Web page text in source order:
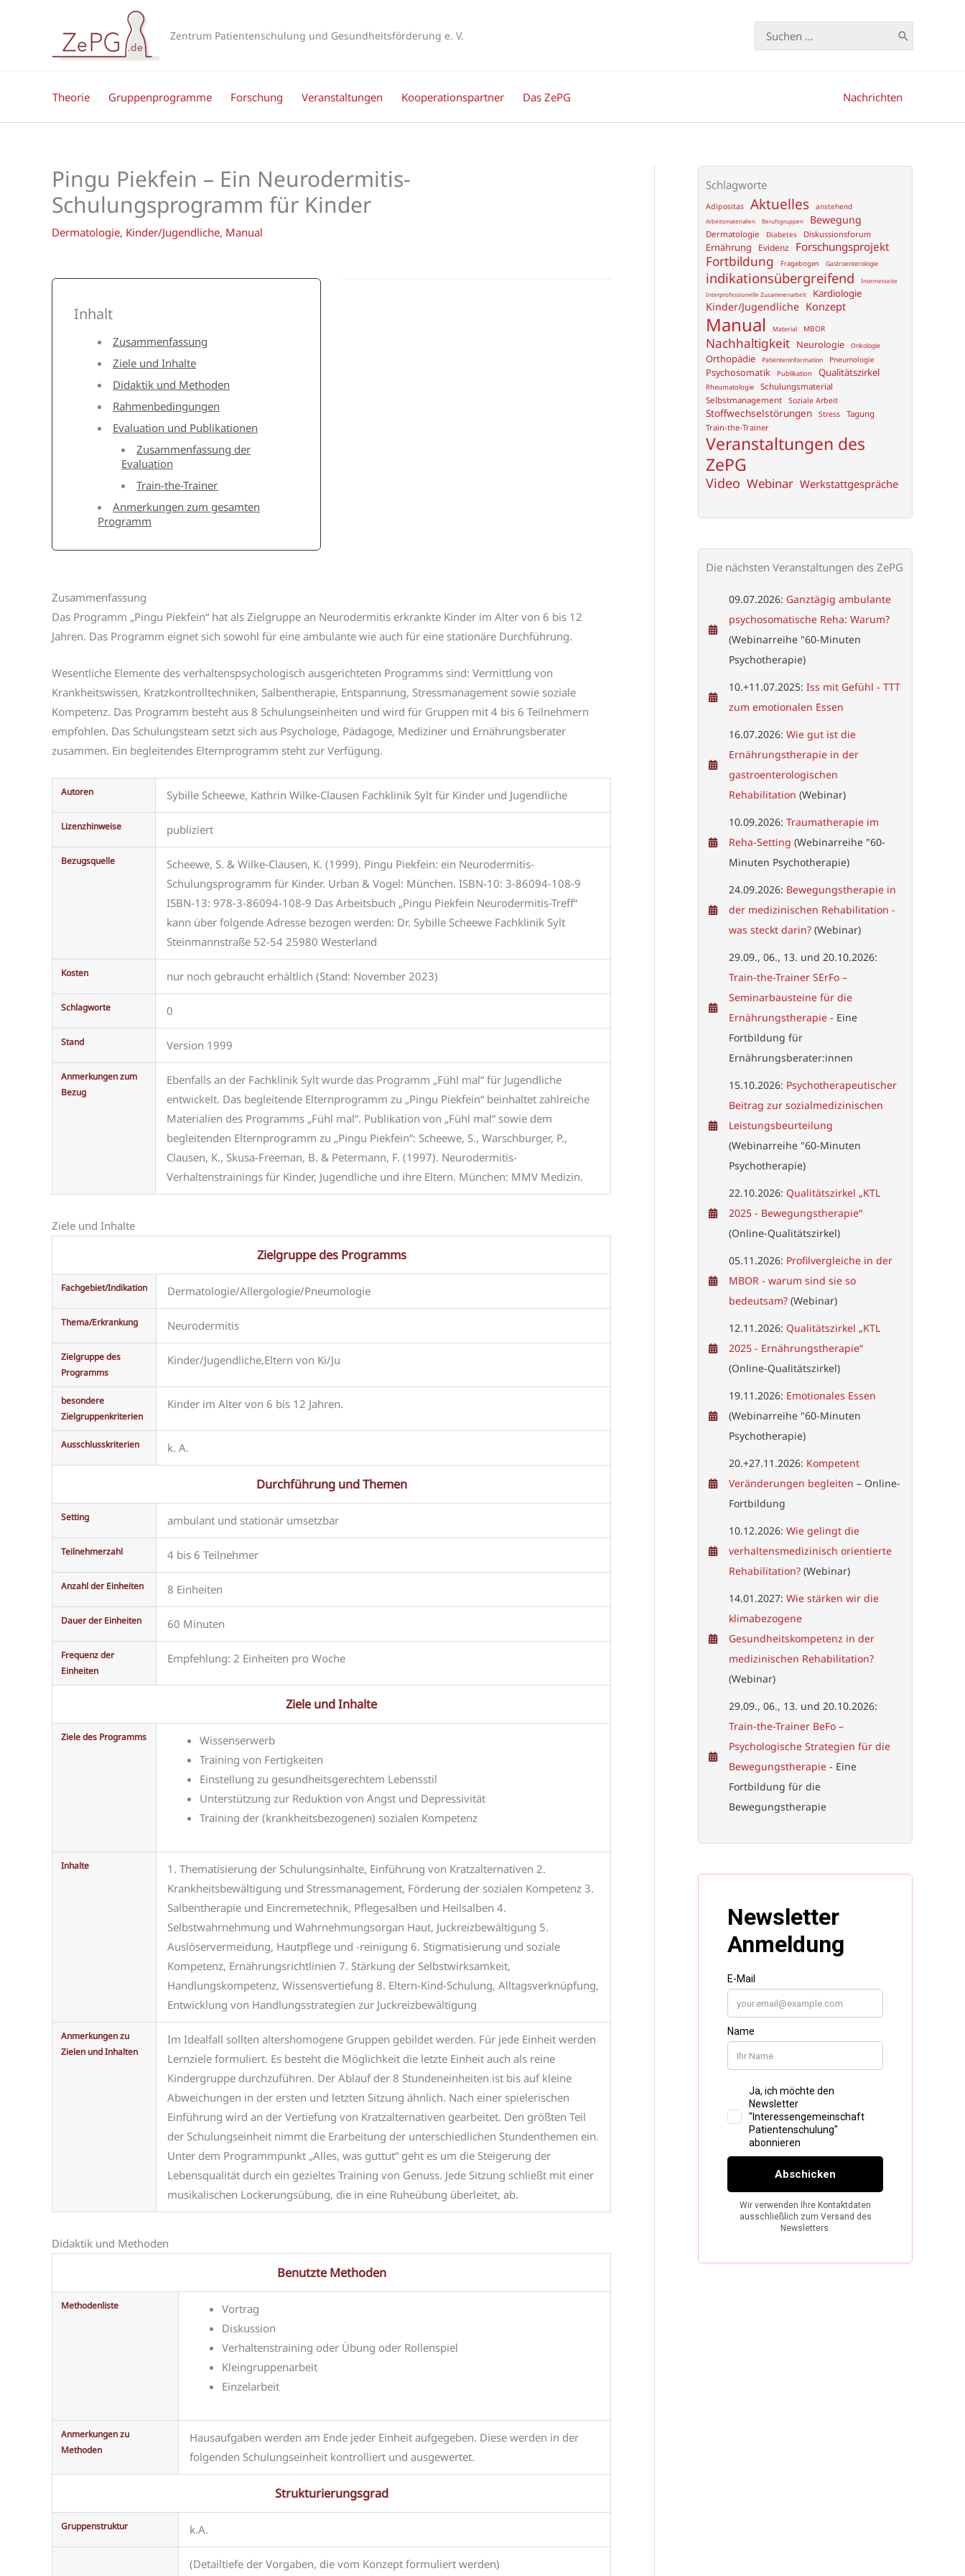
Zentrum Patientenschulung und Gesundheitsförderung e. V.
Search
for:
Theorie Gruppenprogramme Forschung Veranstaltungen Kooperationspartner Das ZePG Nachrichten
Pingu Piekfein – Ein Neurodermitis-
Schulungsprogramm für Kinder
Dermatologie, Kinder/Jugendliche, Manual
Inhalt
Zusammenfassung
Ziele und Inhalte
Didaktik und Methoden
Rahmenbedingungen
Evaluation und Publikationen
Zusammenfassung der
Evaluation
Train-the-Trainer
Anmerkungen zum gesamten
Programm
Zusammenfassung
Das Programm „Pingu Piekfein“ hat als Zielgruppe an Neurodermitis erkrankte Kinder im Alter von 6 bis 12
Jahren. Das Programm eignet sich sowohl für eine ambulante wie auch für eine stationäre Durchführung.
Wesentliche Elemente des verhaltenspsychologisch ausgerichteten Programms sind: Vermittlung von
Krankheitswissen, Kratzkontrolltechniken, Salbentherapie, Entspannung, Stressmanagement sowie soziale
Kompetenz. Das Programm besteht aus 8 Schulungseinheiten und wird für Gruppen mit 4 bis 6 Teilnehmern
empfohlen. Das Schulungsteam setzt sich aus Psychologe, Pädagoge, Mediziner und Ernährungsberater
zusammen. Ein begleitendes Elternprogramm steht zur Verfügung.
Autoren Sybille Scheewe, Kathrin Wilke-Clausen Fachklinik Sylt für Kinder und Jugendliche
Lizenzhinweise publiziert
Bezugsquelle
Scheewe, S. & Wilke-Clausen, K. (1999). Pingu Piekfein: ein Neurodermitis-
Schulungsprogramm für Kinder. Urban & Vogel: München. ISBN-10: 3-86094-108-9
ISBN-13: 978-3-86094-108-9 Das Arbeitsbuch „Pingu Piekfein Neurodermitis-Treff“
kann über folgende Adresse bezogen werden: Dr. Sybille Scheewe Fachklinik Sylt
Steinmannstraße 52-54 25980 Westerland
Kosten nur noch gebraucht erhältlich (Stand: November 2023)
Schlagworte 0
Stand Version 1999
Anmerkungen zum
Bezug
Ebenfalls an der Fachklinik Sylt wurde das Programm „Fühl mal“ für Jugendliche
entwickelt. Das begleitende Elternprogramm zu „Pingu Piekfein“ beinhaltet zahlreiche
Materialien des Programms „Fühl mal“. Publikation von „Fühl mal“ sowie dem
begleitenden Elternprogramm zu „Pingu Piekfein“: Scheewe, S., Warschburger, P.,
Clausen, K., Skusa-Freeman, B. & Petermann, F. (1997). Neurodermitis-
Verhaltenstrainings für Kinder, Jugendliche und ihre Eltern. München: MMV Medizin.
Ziele und Inhalte
Zielgruppe des Programms
Fachgebiet/Indikation Dermatologie/Allergologie/Pneumologie
Thema/Erkrankung Neurodermitis
Zielgruppe des
Programms
Kinder/Jugendliche,Eltern von Ki/Ju
besondere
Zielgruppenkriterien
Kinder im Alter von 6 bis 12 Jahren.
Ausschlusskriterien k. A.
Durchführung und Themen
Setting ambulant und stationär umsetzbar
Teilnehmerzahl 4 bis 6 Teilnehmer
Anzahl der Einheiten 8 Einheiten
Dauer der Einheiten 60 Minuten
Frequenz der
Einheiten
Empfehlung: 2 Einheiten pro Woche
Ziele und Inhalte
Ziele des Programms
Wissenserwerb
Training von Fertigkeiten
Einstellung zu gesundheitsgerechtem Lebensstil
Unterstützung zur Reduktion von Angst und Depressivität
Training der (krankheitsbezogenen) sozialen Kompetenz
Inhalte
1. Thematisierung der Schulungsinhalte, Einführung von Kratzalternativen 2.
Krankheitsbewältigung und Stressmanagement, Förderung der sozialen Kompetenz 3.
Salbentherapie und Eincremetechnik, Pflegesalben und Heilsalben 4.
Selbstwahrnehmung und Wahrnehmungsorgan Haut, Juckreizbewältigung 5.
Auslöservermeidung, Hautpflege und -reinigung 6. Stigmatisierung und soziale
Kompetenz, Ernährungsrichtlinien 7. Stärkung der Selbstwirksamkeit,
Handlungskompetenz, Wissensvertiefung 8. Eltern-Kind-Schulung, Alltagsverknüpfung,
Entwicklung von Handlungsstrategien zur Juckreizbewältigung
Anmerkungen zu
Zielen und Inhalten
Im Idealfall sollten altershomogene Gruppen gebildet werden. Für jede Einheit werden
Lernziele formuliert. Es besteht die Möglichkeit die letzte Einheit auch als reine
Kindergruppe durchzuführen. Der Ablauf der 8 Stundeneinheiten ist bis auf kleine
Abweichungen in der ersten und letzten Sitzung ähnlich. Nach einer spielerischen
Einführung wird an der Vertiefung von Kratzalternativen gearbeitet. Den größten Teil
der Schulungseinheit nimmt die Erarbeitung der unterschiedlichen Stundenthemen ein.
Unter dem Programmpunkt „Alles, was guttut“ geht es um die Steigerung der
Lebensqualität durch ein gezieltes Training von Genuss. Jede Sitzung schließt mit einer
musikalischen Lockerungsübung, die in eine Ruheübung überleitet, ab.
Didaktik und Methoden
Benutzte Methoden
Methodenliste
Vortrag
Diskussion
Verhaltenstraining oder Übung oder Rollenspiel
Kleingruppenarbeit
Einzelarbeit
Anmerkungen zu
Methoden
Hausaufgaben werden am Ende jeder Einheit aufgegeben. Diese werden in der
folgenden Schulungseinheit kontrolliert und ausgewertet.
Strukturierungsgrad
Gruppenstruktur k.A.
(Detailtiefe der Vorgaben, die vom Konzept formuliert werden)
Schlagworte
Adipositas Aktuelles anstehend
Arbeitsmaterialien Berufsgruppen Bewegung
Dermatologie Diabetes Diskussionsforum
Ernährung Evidenz Forschungsprojekt
Fortbildung Fragebogen Gastroenterologie
indikationsübergreifend
Internetseite
Interprofessionelle Zusammenarbeit
Kardiologie
Kinder/Jugendliche Konzept
Manual Material MBOR
Nachhaltigkeit Neurologie Onkologie
Orthopädie Patienteninformation Pneumologie
Psychosomatik Publikation Qualitätszirkel
Rheumatologie
Schulungsmaterial
Selbstmanagement
Soziale Arbeit
Stoffwechselstörungen Stress
Tagung
Train-the-Trainer
Veranstaltungen des
ZePG
Video Webinar Werkstattgespräche
Die nächsten Veranstaltungen des ZePG
09.07.2026: Ganztägig ambulante
psychosomatische Reha: Warum?
(Webinarreihe "60-Minuten
Psychotherapie)
10.+11.07.2025: Iss mit Gefühl - TTT
zum emotionalen Essen
16.07.2026: Wie gut ist die
Ernährungstherapie in der
gastroenterologischen
Rehabilitation (Webinar)
10.09.2026: Traumatherapie im
Reha-Setting (Webinarreihe "60-
Minuten Psychotherapie)
24.09.2026: Bewegungstherapie in
der medizinischen Rehabilitation -
was steckt darin? (Webinar)
29.09., 06., 13. und 20.10.2026:
Train-the-Trainer SErFo –
Seminarbausteine für die
Ernährungstherapie - Eine
Fortbildung für
Ernährungsberater:innen
15.10.2026: Psychotherapeutischer
Beitrag zur sozialmedizinischen
Leistungsbeurteilung
(Webinarreihe "60-Minuten
Psychotherapie)
22.10.2026: Qualitätszirkel „KTL
2025 - Bewegungstherapie“
(Online-Qualitätszirkel)
05.11.2026: Profilvergleiche in der
MBOR - warum sind sie so
bedeutsam? (Webinar)
12.11.2026: Qualitätszirkel „KTL
2025 - Ernährungstherapie“
(Online-Qualitätszirkel)
19.11.2026: Emotionales Essen
(Webinarreihe "60-Minuten
Psychotherapie)
20.+27.11.2026: Kompetent
Veränderungen begleiten – Online-
Fortbildung
10.12.2026: Wie gelingt die
verhaltensmedizinisch orientierte
Rehabilitation? (Webinar)
14.01.2027: Wie stärken wir die
klimabezogene
Gesundheitskompetenz in der
medizinischen Rehabilitation?
(Webinar)
29.09., 06., 13. und 20.10.2026:
Train-the-Trainer BeFo –
Psychologische Strategien für die
Bewegungstherapie - Eine
Fortbildung für die
Bewegungstherapie